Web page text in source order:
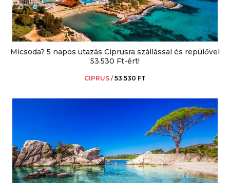
Micsoda? 5 napos utazás Ciprusra szállással és repülővel
53.530 Ft-ért!
CIPRUS /53.530 FT